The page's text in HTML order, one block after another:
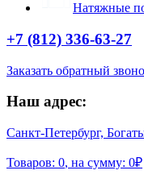
Натяжные
+7 (812) 336-63-27
Заказать обратный
Наш адрес:
Санкт-Петербург,
Товаров: 0, на сумму: 0₽